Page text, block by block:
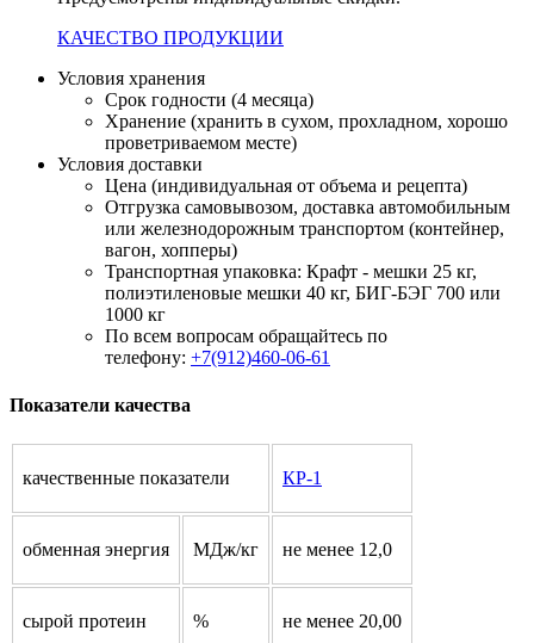
КАЧЕСТВО ПРОДУКЦИИ
Условия хранения
Срок годности (4 месяца)
Хранение (хранить в сухом, прохладном, хорошо
проветриваемом месте)
Условия доставки
Цена (индивидуальная от объема и рецепта)
Отгрузка самовывозом, доставка автомобильным
или железнодорожным транспортом (контейнер,
вагон, хопперы)
Транспортная упаковка: Крафт - мешки 25 кг,
полиэтиленовые мешки 40 кг, БИГ-БЭГ 700 или
1000 кг
По всем вопросам обращайтесь по
телефону: +7(912)460-06-61
Показатели качества
качественные показатели КР-1
обменная энергия МДж/кг не менее 12,0
сырой протеин % не менее 20,00